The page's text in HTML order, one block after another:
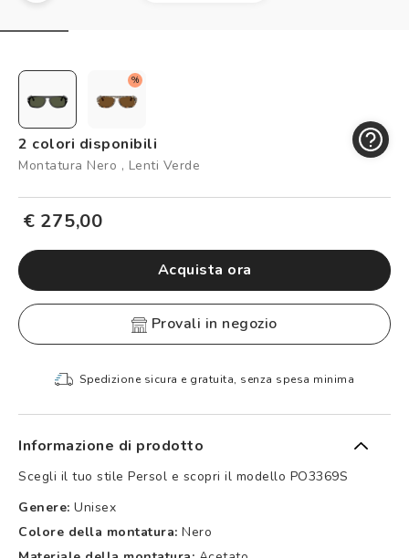
Controllo visivo
Logout
%
2 colori disponibili
Montatura Nero , Lenti Verde
€ 275,00
Acquista ora
provali in negozio
Spedizione sicura e gratuita, senza spesa minima
Informazione di prodotto
Scegli il tuo stile Persol e scopri il modello PO3369S
Genere: Unisex
Colore della montatura: Nero